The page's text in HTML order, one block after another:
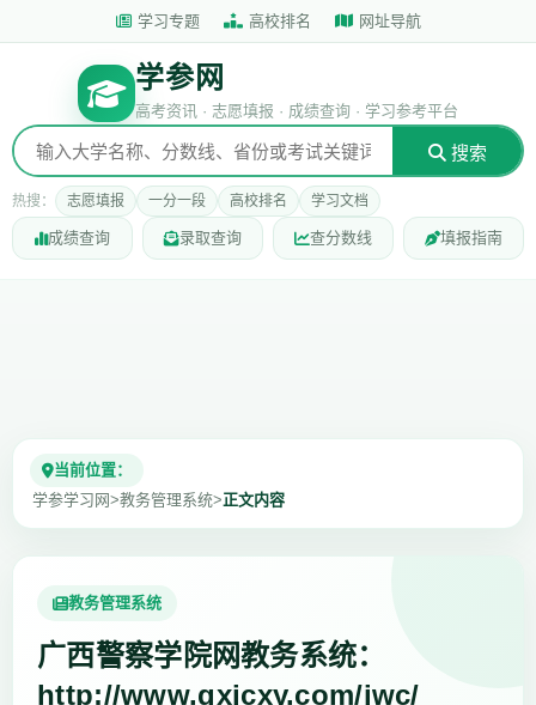
学习专题 高校排名 网址导航
学参网
高考资讯 · 志愿填报 · 成绩查询 · 学习参考平台
搜索
热搜： 志愿填报 一分一段 高校排名 学习文档
成绩查询 录取查询 查分数线 填报指南
当前位置：
学参学习网>教务管理系统>正文内容
教务管理系统
广西警察学院网教务系统：
http://www.gxjcxy.com/jwc/